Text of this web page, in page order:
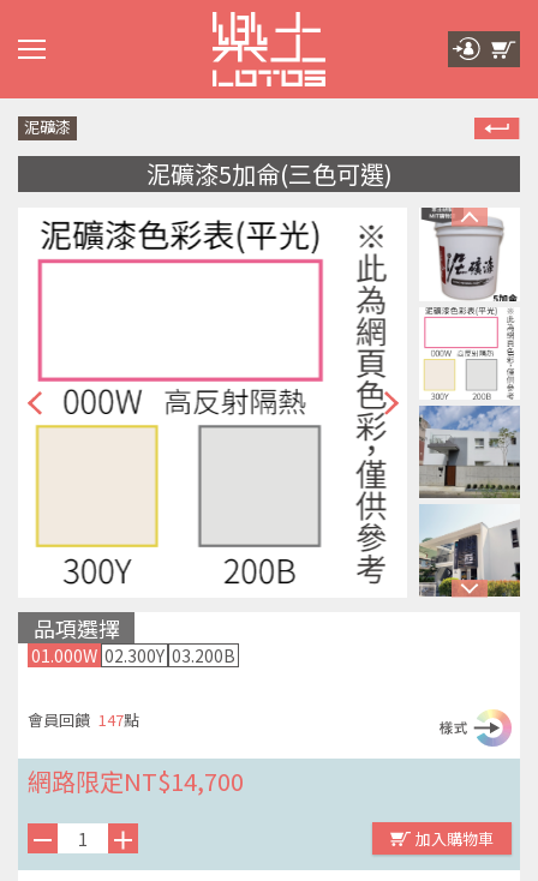
泥礦漆
泥礦漆5加侖(三色可選)
品項選擇
01.000W 02.300Y 03.200B
NT$14,700
147